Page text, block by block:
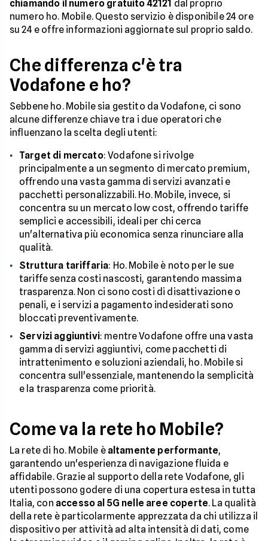
chiamando il numero gratuito 42121 dal proprio
numero ho. Mobile. Questo servizio è disponibile 24 ore
su 24 e offre informazioni aggiornate sul proprio saldo.
Che differenza c'è tra
Vodafone e ho?
Sebbene ho. Mobile sia gestito da Vodafone, ci sono
alcune differenze chiave tra i due operatori che
influenzano la scelta degli utenti:
Target di mercato: Vodafone si rivolge
principalmente a un segmento di mercato premium,
offrendo una vasta gamma di servizi avanzati e
pacchetti personalizzabili. Ho. Mobile, invece, si
concentra su un mercato low cost, offrendo tariffe
semplici e accessibili, ideali per chi cerca
un'alternativa più economica senza rinunciare alla
qualità.
Struttura tariffaria: Ho. Mobile è noto per le sue
tariffe senza costi nascosti, garantendo massima
trasparenza. Non ci sono costi di disattivazione o
penali, e i servizi a pagamento indesiderati sono
bloccati preventivamente.
Servizi aggiuntivi: mentre Vodafone offre una vasta
gamma di servizi aggiuntivi, come pacchetti di
intrattenimento e soluzioni aziendali, ho. Mobile si
concentra sull'essenziale, mantenendo la semplicità
e la trasparenza come priorità.
Come va la rete ho Mobile?
La rete di ho. Mobile è altamente performante,
garantendo un'esperienza di navigazione fluida e
affidabile. Grazie al supporto della rete Vodafone, gli
utenti possono godere di una copertura estesa in tutta
Italia, con accesso al 5G nelle aree coperte. La qualità
della rete è particolarmente apprezzata da chi utilizza il
dispositivo per attività ad alta intensità di dati, come